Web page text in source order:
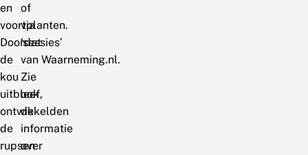
en
voortplanten.
Doordat
de
kou
uitbleef,
ontwikkelden
de
rupsen
of
via
‘sessies’
van Waarneming.nl.
Zie
ook
de
informatie
over